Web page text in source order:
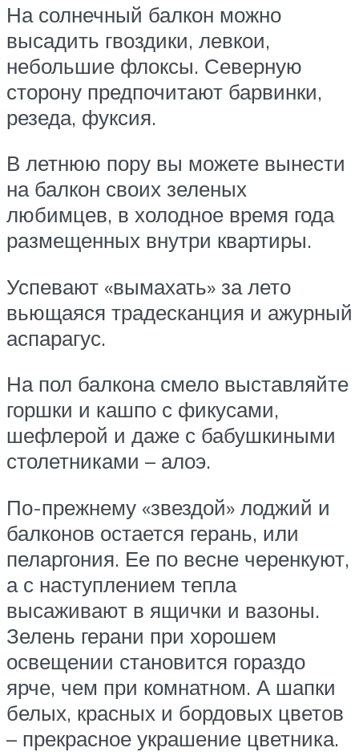
На солнечный балкон можно
высадить гвоздики, левкои,
небольшие флоксы. Северную
сторону предпочитают барвинки,
резеда, фуксия.
В летнюю пору вы можете вынести
на балкон своих зеленых
любимцев, в холодное время года
размещенных внутри квартиры.
Успевают «вымахать» за лето
вьющаяся традесканция и ажурный
аспарагус.
На пол балкона смело выставляйте
горшки и кашпо с фикусами,
шефлерой и даже с бабушкиными
столетниками – алоэ.
По-прежнему «звездой» лоджий и
балконов остается герань, или
пеларгония. Ее по весне черенкуют,
а с наступлением тепла
высаживают в ящички и вазоны.
Зелень герани при хорошем
освещении становится гораздо
ярче, чем при комнатном. А шапки
белых, красных и бордовых цветов
– прекрасное украшение цветника.